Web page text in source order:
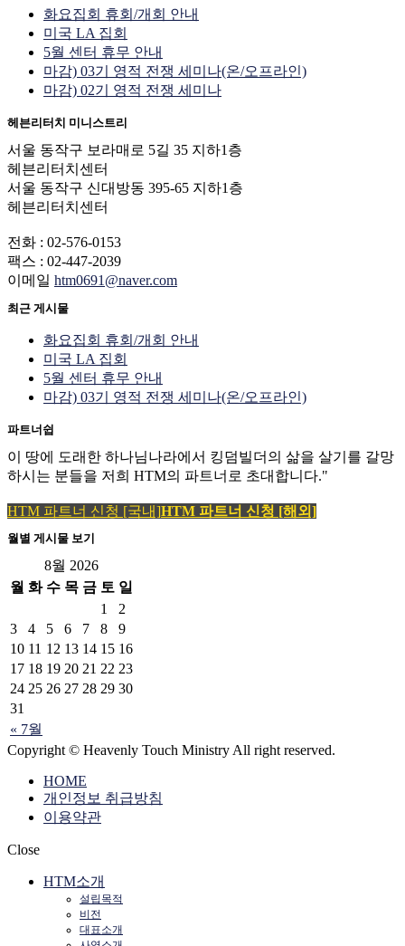
화요집회 휴회/개회 안내
미국 LA 집회
5월 센터 휴무 안내
마감) 03기 영적 전쟁 세미나(온/오프라인)
마감) 02기 영적 전쟁 세미나
헤븐리터치 미니스트리
서울 동작구 보라매로 5길 35 지하1층
헤븐리터치센터
서울 동작구 신대방동 395-65 지하1층
헤븐리터치센터
전화 : 02-576-0153
팩스 : 02-447-2039
이메일 htm0691@naver.com
최근 게시물
화요집회 휴회/개회 안내
미국 LA 집회
5월 센터 휴무 안내
마감) 03기 영적 전쟁 세미나(온/오프라인)
파트너쉽
이 땅에 도래한 하나님나라에서 킹덤빌더의 삶을 살기를 갈망
하시는 분들을 저희 HTM의 파트너로 초대합니다."
HTM 파트너 신청 [국내]HTM 파트너 신청 [해외]
월별 게시물 보기
8월 2026
월 화 수 목 금 토 일
« 7월
1
2
3
4 5 6 7 8
9
10 11 12 13 14 15 16
17 18 19 20 21 22 23
24 25 26 27 28 29 30
31
Copyright © Heavenly Touch Ministry All right reserved.
HOME
개인정보 취급방침
이용약관
Close
HTM소개
설립목적
비전
대표소개